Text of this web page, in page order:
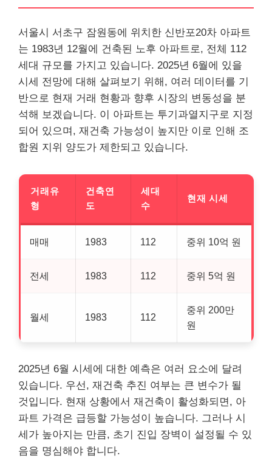
서울시 서초구 잠원동에 위치한 신반포20차 아파트
는 1983년 12월에 건축된 노후 아파트로, 전체 112
세대 규모를 가지고 있습니다. 2025년 6월에 있을
시세 전망에 대해 살펴보기 위해, 여러 데이터를 기
반으로 현재 거래 현황과 향후 시장의 변동성을 분
석해 보겠습니다. 이 아파트는 투기과열지구로 지정
되어 있으며, 재건축 가능성이 높지만 이로 인해 조
합원 지위 양도가 제한되고 있습니다.
거래유
형
건축연
도
세대
수
현재 시세
매매 1983 112 중위 10억 원
전세 1983 112 중위 5억 원
월세 1983 112
중위 200만
원
2025년 6월 시세에 대한 예측은 여러 요소에 달려
있습니다. 우선, 재건축 추진 여부는 큰 변수가 될
것입니다. 현재 상황에서 재건축이 활성화되면, 아
파트 가격은 급등할 가능성이 높습니다. 그러나 시
세가 높아지는 만큼, 초기 진입 장벽이 설정될 수 있
음을 명심해야 합니다.